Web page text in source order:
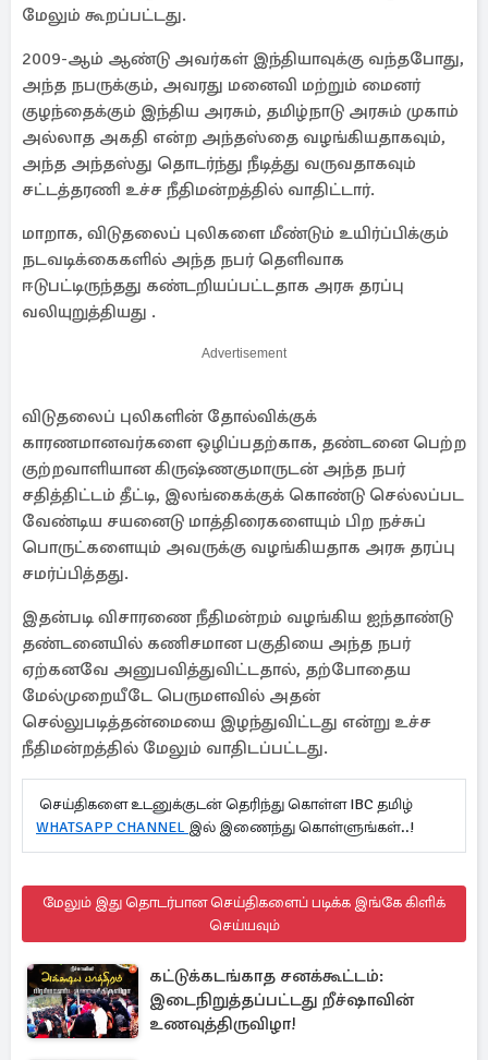
மேலும் கூறப்பட்டது.
2009-ஆம் ஆண்டு அவர்கள் இந்தியாவுக்கு வந்தபோது,
​​அந்த நபருக்கும், அவரது மனைவி மற்றும் மைனர்
குழந்தைக்கும் இந்திய அரசும், தமிழ்நாடு அரசும் முகாம்
அல்லாத அகதி என்ற அந்தஸ்தை வழங்கியதாகவும்,
அந்த அந்தஸ்து தொடர்ந்து நீடித்து வருவதாகவும்
சட்டத்தரணி உச்ச நீதிமன்றத்தில் வாதிட்டார்.
மாறாக, விடுதலைப் புலிகளை மீண்டும் உயிர்ப்பிக்கும்
நடவடிக்கைகளில் அந்த நபர் தெளிவாக
ஈடுபட்டிருந்தது கண்டறியப்பட்டதாக அரசு தரப்பு
வலியுறுத்தியது .
Advertisement
விடுதலைப் புலிகளின் தோல்விக்குக்
காரணமானவர்களை ஒழிப்பதற்காக, தண்டனை பெற்ற
குற்றவாளியான கிருஷ்ணகுமாருடன் அந்த நபர்
சதித்திட்டம் தீட்டி, இலங்கைக்குக் கொண்டு செல்லப்பட
வேண்டிய சயனைடு மாத்திரைகளையும் பிற நச்சுப்
பொருட்களையும் அவருக்கு வழங்கியதாக அரசு தரப்பு
சமர்ப்பித்தது.
இதன்படி விசாரணை நீதிமன்றம் வழங்கிய ஐந்தாண்டு
தண்டனையில் கணிசமான பகுதியை அந்த நபர்
ஏற்கனவே அனுபவித்துவிட்டதால், தற்போதைய
மேல்முறையீடே பெருமளவில் அதன்
செல்லுபடித்தன்மையை இழந்துவிட்டது என்று உச்ச
நீதிமன்றத்தில் மேலும் வாதிடப்பட்டது.
செய்திகளை உடனுக்குடன் தெரிந்து கொள்ள IBC தமிழ்
WHATSAPP CHANNEL இல் இணைந்து கொள்ளுங்கள்..!
மேலும் இது தொடர்பான செய்திகளைப் படிக்க இங்கே கிளிக்
செய்யவும்
கட்டுக்கடங்காத சனக்கூட்டம்:
இடைநிறுத்தப்பட்டது றீச்ஷாவின்
உணவுத்திருவிழா!